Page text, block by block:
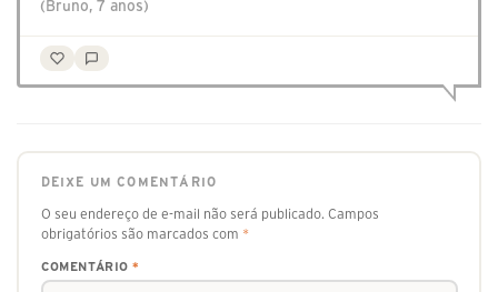
(Bruno, 7 anos)
DEIXE UM COMENTÁRIO
O seu endereço de e-mail não será publicado. Campos
obrigatórios são marcados com *
COMENTÁRIO *